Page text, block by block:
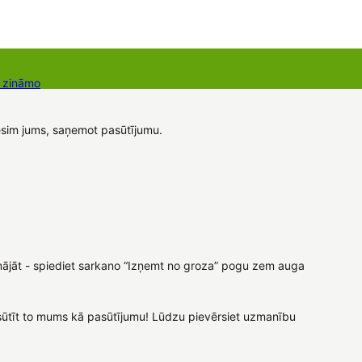
jums, saņemot pasūtījumu.
- spiediet sarkano “Izņemt no groza” pogu zem auga
to mums kā pasūtījumu! Lūdzu pievērsiet uzmanību